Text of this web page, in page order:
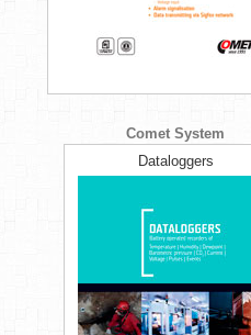
Comet System
Dataloggers